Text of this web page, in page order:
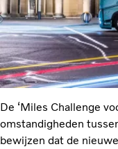
De ‘Miles Challenge
omstandigheden
bewijzen dat de